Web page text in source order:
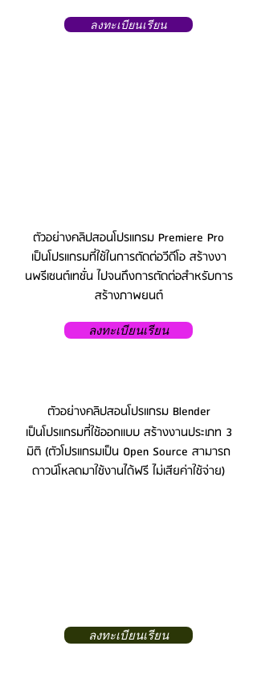
ลงทะเบียนเรียน
ตัวอย่างคลิปสอนโปรแกรม Premiere Pro
เป็นโปรแกรมที่ใช้ในการตัดต่อวีดีโอ สร้างงา
นพรีเซนต์เทชั่น ไปจนถึงการตัดต่อสำหรับการ
สร้างภาพยนต์
ลงทะเบียนเรียน
ตัวอย่างคลิปสอนโปรแกรม Blender
เป็นโปรแกรมที่ใช้ออกแบบ สร้างงานประเภท 3
มิติ (ตัวโปรแกรมเป็น Open Source สามารถ
ดาวน์โหลดมาใช้งานได้ฟรี ไม่เสียค่าใช้จ่าย)
ลงทะเบียนเรียน